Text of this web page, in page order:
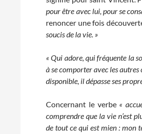
pour être avec lui, pour se
renoncer une fois
soucis de la vie. »
« Qui adore, qui fréquente la
à se comporter avec les
disponible, il dépasse ses
Concernant le verbe «
comprendre que la vie n’est
de tout ce qui est mien : mon